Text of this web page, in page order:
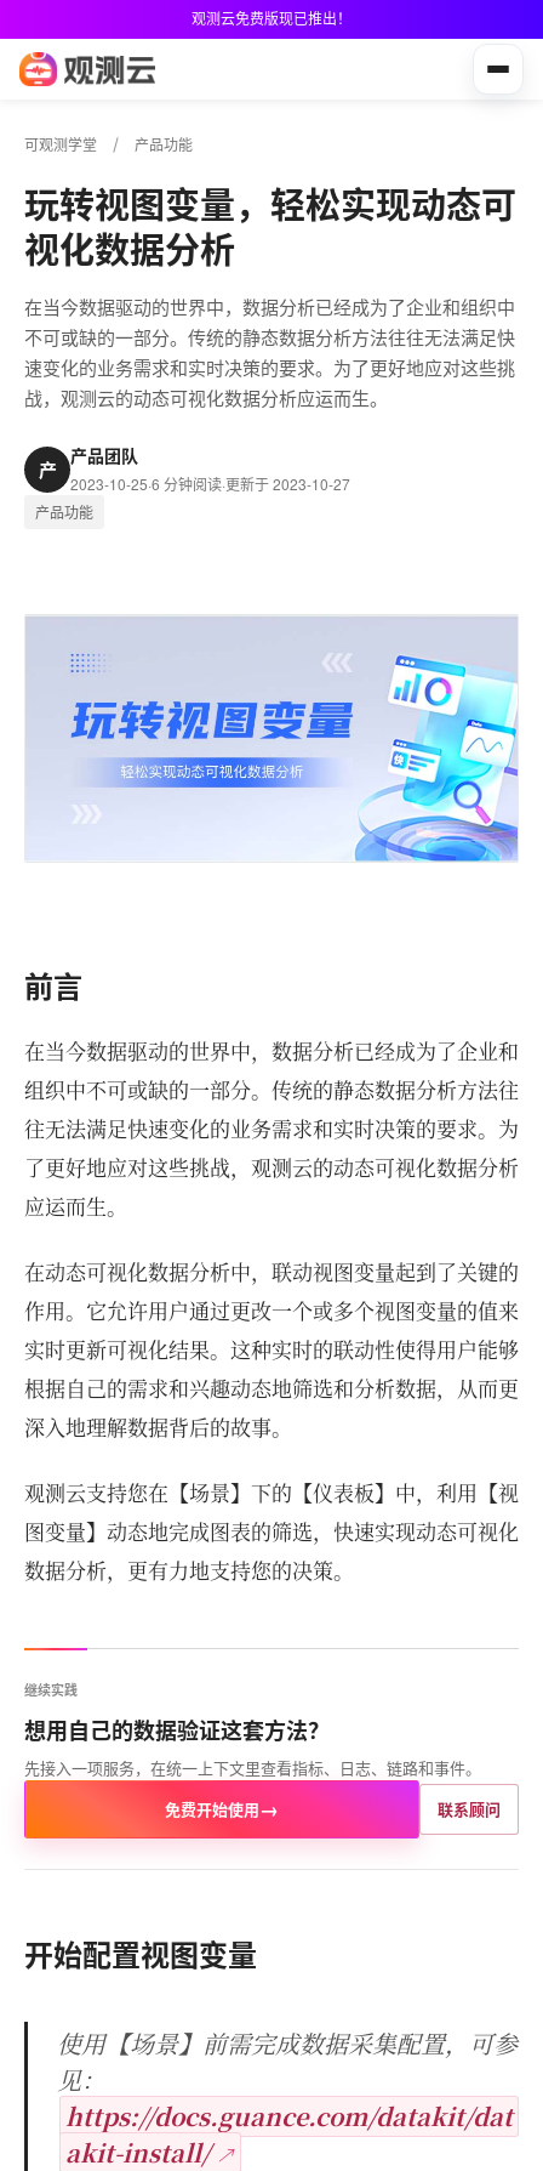
观测云免费版现已推出！
可观测学堂 产品功能
玩转视图变量，轻松实现动态可
视化数据分析
在当今数据驱动的世界中，数据分析已经成为了企业和组织中
不可或缺的一部分。传统的静态数据分析方法往往无法满足快
速变化的业务需求和实时决策的要求。为了更好地应对这些挑
战，观测云的动态可视化数据分析应运而生。
产
产品团队
2023-10-25·6 分钟阅读·更新于 2023-10-27
产品功能
前言
在当今数据驱动的世界中，数据分析已经成为了企业和
组织中不可或缺的一部分。传统的静态数据分析方法往
往无法满足快速变化的业务需求和实时决策的要求。为
了更好地应对这些挑战，观测云的动态可视化数据分析
应运而生。
在动态可视化数据分析中，联动视图变量起到了关键的
作用。它允许用户通过更改一个或多个视图变量的值来
实时更新可视化结果。这种实时的联动性使得用户能够
根据自己的需求和兴趣动态地筛选和分析数据，从而更
深入地理解数据背后的故事。
观测云支持您在【场景】下的【仪表板】中，利用【视
图变量】动态地完成图表的筛选，快速实现动态可视化
数据分析，更有力地支持您的决策。
继续实践
想用自己的数据验证这套方法？
先接入一项服务，在统一上下文里查看指标、日志、链路和事件。
免费开始使用→ 联系顾问
开始配置视图变量
使用【场景】前需完成数据采集配置，可参
见：
https://docs.guance.com/datakit/dat
akit-install/